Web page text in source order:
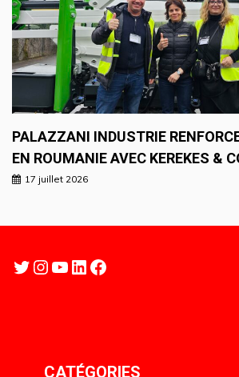
PALAZZANI INDUSTRIE
EN ROUMANIE AVEC KEREKES &
17 juillet 2026
Twitter
Instagram
YouTube
LinkedIn
Facebook
CATÉGORIES